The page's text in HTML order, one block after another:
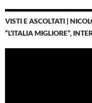
VISTI E ASCOLTATI |
“L’ITALIA MIGLIORE”,